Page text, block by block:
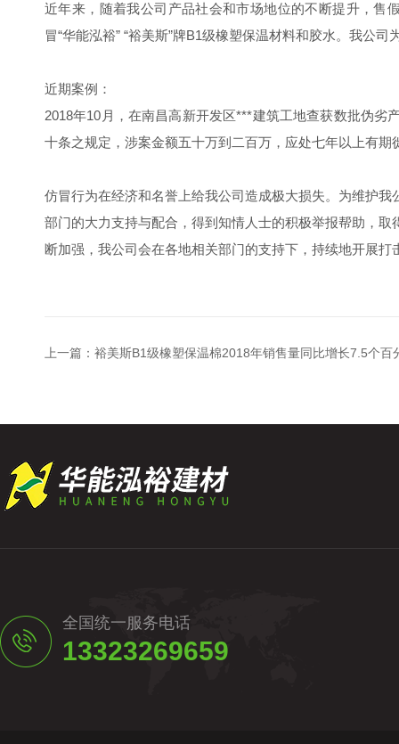
近年来，随着我公司产品社会和市场地位的不断提升，售
冒“华能泓裕” “裕美斯”牌B1级橡塑保温材料和胶水。我公
近期案例：
2018年10月，在南昌高新开发区***建筑工地查获数批伪
十条之规定，涉案金额五十万到二百万，应处七年以上有
仿冒行为在经济和名誉上给我公司造成极大损失。为维护
部门的大力支持与配合，得到知情人士的积极举报帮助，
断加强，我公司会在各地相关部门的支持下，持续地开展
上一篇： 裕美斯B1级橡塑保温棉2018年销售量同比增长7.5个百
全国统一服务电话
13323269659